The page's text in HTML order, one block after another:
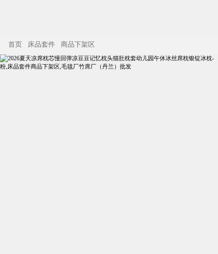
首页 床品套件 商品下架区